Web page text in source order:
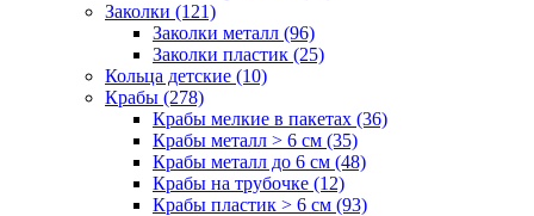
Заколки (121)
Заколки металл (96)
Заколки пластик (25)
Кольца детские (10)
Крабы (278)
Крабы мелкие в пакетах (36)
Крабы металл > 6 см (35)
Крабы металл до 6 см (48)
Крабы на трубочке (12)
Крабы пластик > 6 см (93)